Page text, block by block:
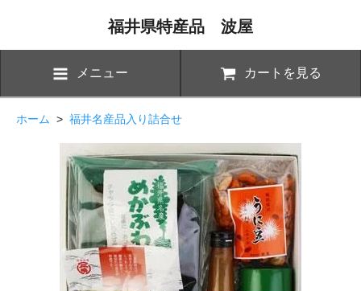
福井県特産品 波屋
メニュー カートを見る
ホーム > 福井名産品入り詰合せ